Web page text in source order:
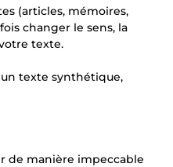
(articles, mémoires,
changer le sens, la
texte.
un texte synthétique,
de manière impeccable